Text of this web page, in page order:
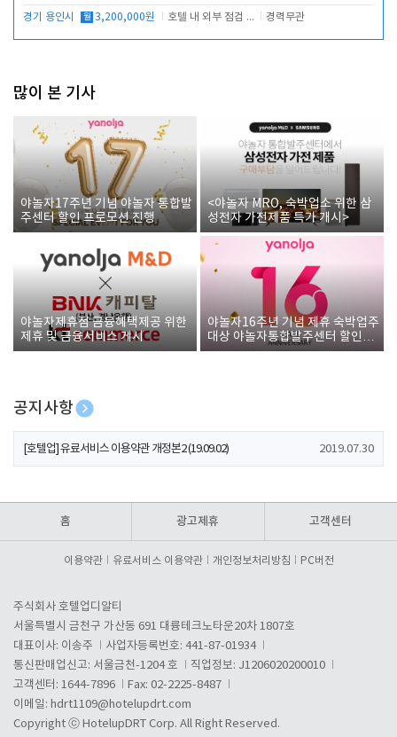
경기 용인시 월 3,200,000원 호텔 내 외부 점검 및 프런트 운영 경력무관
많이 본 기사
야놀자17주년 기념 야놀자 통합발
주센터 할인 프로모션 진행
<야놀자 MRO, 숙박업소 위한 삼
성전자 가전제품 특가 개시>
야놀자제휴점 금융혜택제공 위한
제휴 및 금융서비스 게시
야놀자16주년 기념 제휴 숙박업주
대상 야놀자통합발주센터 할인쿠
폰 증정
공지사항
[호텔업] 개인정보 처리방침 개정본1 (19.09.02)
[호텔업] 유료서비스 이용약관 개정본2 (19.09.02) 2019.07.30
홈 광고제휴 고객센터
이용약관 유료서비스 이용약관 개인정보처리방침 PC버전
주식회사 호텔업디알티
서울특별시 금천구 가산동 691 대륭테크노타운20차 1807호
대표이사: 이송주
사업자등록번호: 441-87-01934
통신판매업신고: 서울금천-1204 호
직업정보: J1206020200010
고객센터: 1644-7896
Fax: 02-2225-8487
이메일: hdrt1109@hotelupdrt.com
Copyright ⓒ HotelupDRT Corp. All Right Reserved.